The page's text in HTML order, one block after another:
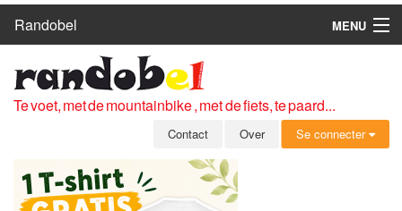
Randobel
MENU
ROUTES
CLUBS
OVER
LEDEN
Te voet, met de mountainbike , met de fiets, te paard...
Contact Over Se connecter